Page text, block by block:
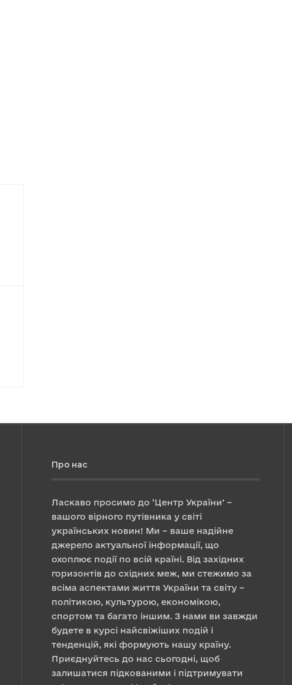
Про нас
Ласкаво просимо до ‘Центр України’ –
вашого вірного путівника у світі
українських новин! Ми – ваше надійне
джерело актуальної інформації, що
охоплює події по всій країні. Від західних
горизонтів до східних меж, ми стежимо за
всіма аспектами життя України та світу –
політикою, культурою, економікою,
спортом та багато іншим. З нами ви завжди
будете в курсі найсвіжіших подій і
тенденцій, які формують нашу країну.
Приєднуйтесь до нас сьогодні, щоб
залишатися підкованими і підтримувати